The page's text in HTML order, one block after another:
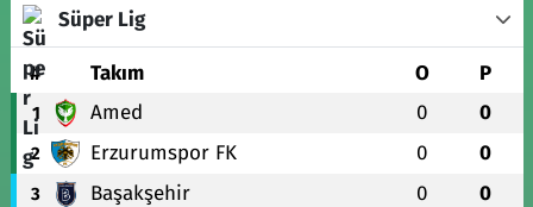
Süper Lig
# Takım O P
1 Amed 0 0
2 Erzurumspor FK 0 0
3 Başakşehir 0 0